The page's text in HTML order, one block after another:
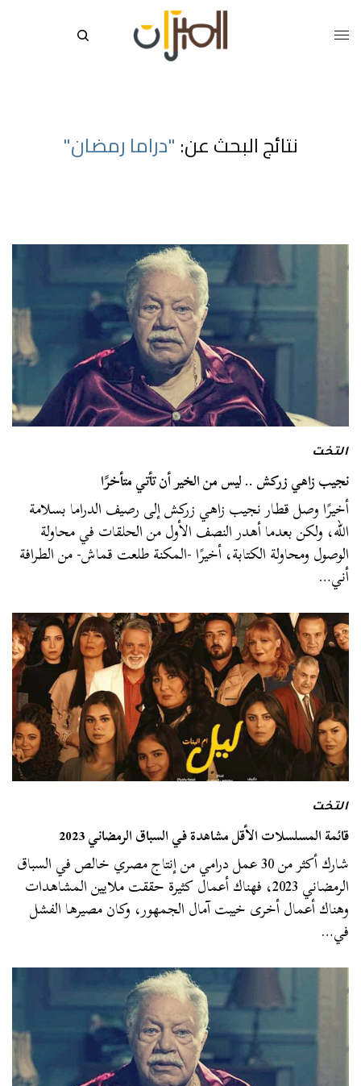
نتائج البحث عن: "دراما رمضان"
التخت
نجيب زاهي زركش .. ليس من الخير أن تأتي متأخرًا
أخيرًا وصل قطار نجيب زاهي زركش إلى رصيف الدراما بسلامة
الله، ولكن بعدما أهدر النصف الأول من الحلقات في محاولة
الوصول ومحاولة الكتابة، أخيرًا -المكنة طلعت قماش- من الطرافة
أني…
التخت
قائمة المسلسلات الأقل مشاهدة في السباق الرمضاني 2023
شارك أكثر من 30 عمل درامي من إنتاج مصري خالص في السباق
الرمضاني 2023، فهناك أعمال كثيرة حققت ملايين المشاهدات
وهناك أعمال أخرى خيبت آمال الجمهور، وكان مصيرها الفشل
في…